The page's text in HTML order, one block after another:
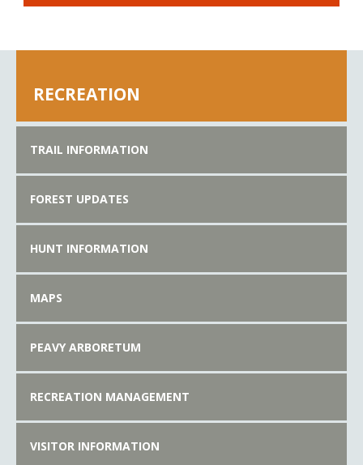
RECREATION
TRAIL INFORMATION
FOREST UPDATES
HUNT INFORMATION
MAPS
PEAVY ARBORETUM
RECREATION MANAGEMENT
VISITOR INFORMATION